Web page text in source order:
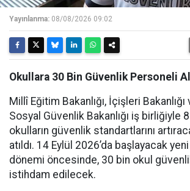
Yayınlanma: 08/08/2026 09:02
Okullara 30 Bin Güvenlik Personeli
Millî Eğitim Bakanlığı, İçişleri Bakanlığı
Sosyal Güvenlik Bakanlığı iş birliğiyle
okulların güvenlik standartlarını
atıldı. 14 Eylül 2026’da başlayacak
dönemi öncesinde, 30 bin okul
istihdam edilecek.